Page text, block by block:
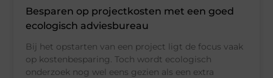
Besparen op projectkosten met een goed
ecologisch adviesbureau
Bij het opstarten van een project ligt de focus vaak
op kostenbesparing. Toch wordt ecologisch
onderzoek nog wel eens gezien als een extra